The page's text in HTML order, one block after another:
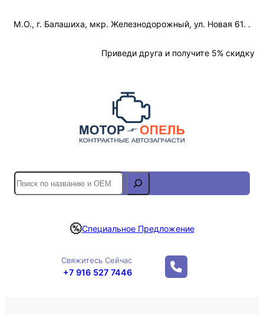
М.О., г. Балашиха, мкр. Железнодорожный, ул. Новая 61. .
Приведи друга и получите 5% скидку
S
e
r
Специальное Предложение
Свяжитесь Сейчас
+7 916 527 7446